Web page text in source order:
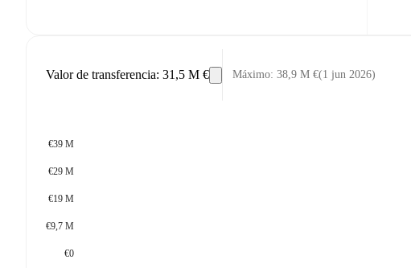
Valor de transferencia: 31,5 M € Máximo: 38,9 M €(1 jun 2026)
€39 M
€29 M
€19 M
€9,7 M
€0